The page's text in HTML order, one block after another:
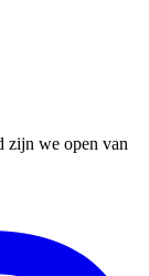
zijn we open van